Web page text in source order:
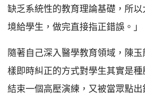
缺乏系統性的教育理論基礎，所
境給學生，做完直接指正錯誤。」
隨著自己深入醫學教育領域，陳
樣即時糾正的方式對學生其實是
結束一個高壓演練，又被當眾點